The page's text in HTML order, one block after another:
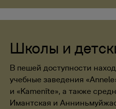
Школы и
В пешей доступности
учебные заведения
и «Kamenīte», а также
Имантская и